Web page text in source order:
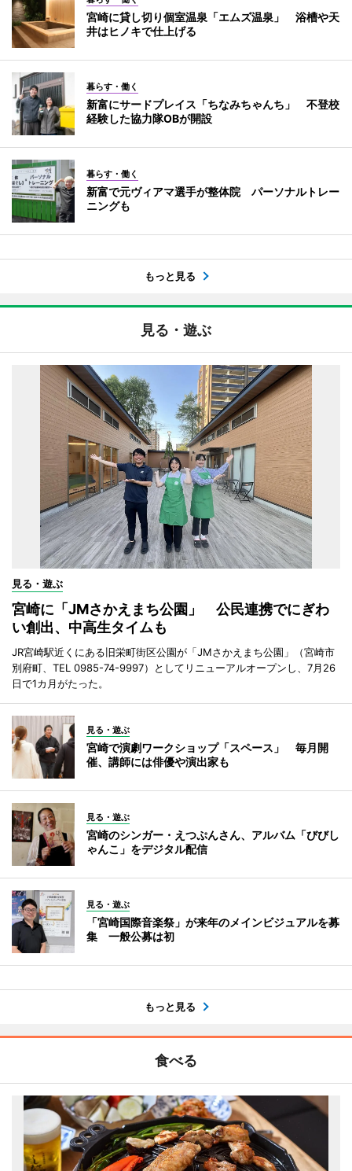
宮崎に貸し切り個室温泉「エムズ温泉」 浴槽や天
井はヒノキで仕上げる
暮らす・働く
新富にサードプレイス「ちなみちゃんち」 不登校
経験した協力隊OBが開設
暮らす・働く
新富で元ヴィアマ選手が整体院 パーソナルトレー
ニングも
もっと見る
見る・遊ぶ
見る・遊ぶ
宮崎に「JMさかえまち公園」 公民連携でにぎわ
い創出、中高生タイムも
JR宮崎駅近くにある旧栄町街区公園が「JMさかえまち公園」（宮崎市
別府町、TEL 0985-74-9997）としてリニューアルオープンし、7月26
日で1カ月がたった。
見る・遊ぶ
宮崎で演劇ワークショップ「スペース」 毎月開
催、講師には俳優や演出家も
見る・遊ぶ
宮崎のシンガー・えつぷんさん、アルバム「びびし
ゃんこ」をデジタル配信
見る・遊ぶ
「宮崎国際音楽祭」が来年のメインビジュアルを募
集 一般公募は初
もっと見る
食べる